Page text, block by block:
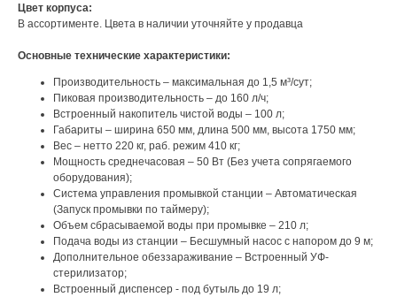
Цвет корпуса:
В ассортименте. Цвета в наличии уточняйте у продавца
Основные технические характеристики:
Производительность – максимальная до 1,5 м³/сут;
Пиковая производительность – до 160 л/ч;
Встроенный накопитель чистой воды – 100 л;
Габариты – ширина 650 мм, длина 500 мм, высота 1750 мм;
Вес – нетто 220 кг, раб. режим 410 кг;
Мощность среднечасовая – 50 Вт (Без учета сопрягаемого
оборудования);
Система управления промывкой станции – Автоматическая
(Запуск промывки по таймеру);
Объем сбрасываемой воды при промывке – 210 л;
Подача воды из станции – Бесшумный насос с напором до 9 м;
Дополнительное обеззараживание – Встроенный УФ-
стерилизатор;
Встроенный диспенсер - под бутыль до 19 л;